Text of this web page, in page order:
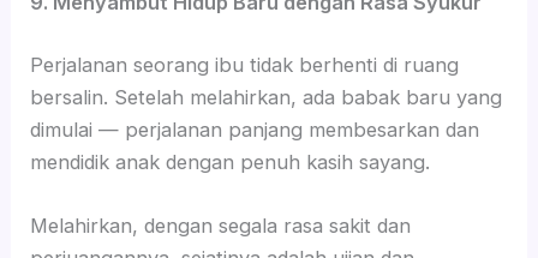
Perjalanan seorang ibu tidak berhenti di ruang
bersalin. Setelah melahirkan, ada babak baru yang
dimulai — perjalanan panjang membesarkan dan
mendidik anak dengan penuh kasih sayang.
Melahirkan, dengan segala rasa sakit dan